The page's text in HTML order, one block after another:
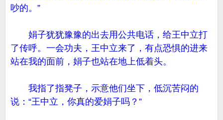
吵的。”
娟子犹犹豫豫的出去用公共电话，给王中立打
了传呼。一会功夫，王中立来了，有点恐惧的进来
站在我的面前，娟子也站在地上低着头。
我指了指凳子，示意他们坐下，低沉苦闷的
说：“王中立，你真的爱娟子吗？”